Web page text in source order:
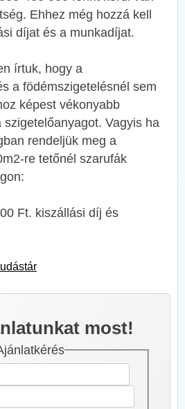
Ehhez még hozzá kell
díjat és a munkadíjat.
írtuk, hogy a
a födémszigetelésnél sem
képest vékonyabb
szigetelőanyagot. Vagyis ha
rendeljük meg a
re tetőnél szarufák
Ft. kiszállási díj és
most!